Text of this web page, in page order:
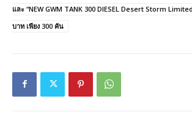
และ “NEW GWM TANK 300 DIESEL Desert Storm
บาท เพียง 300 คัน